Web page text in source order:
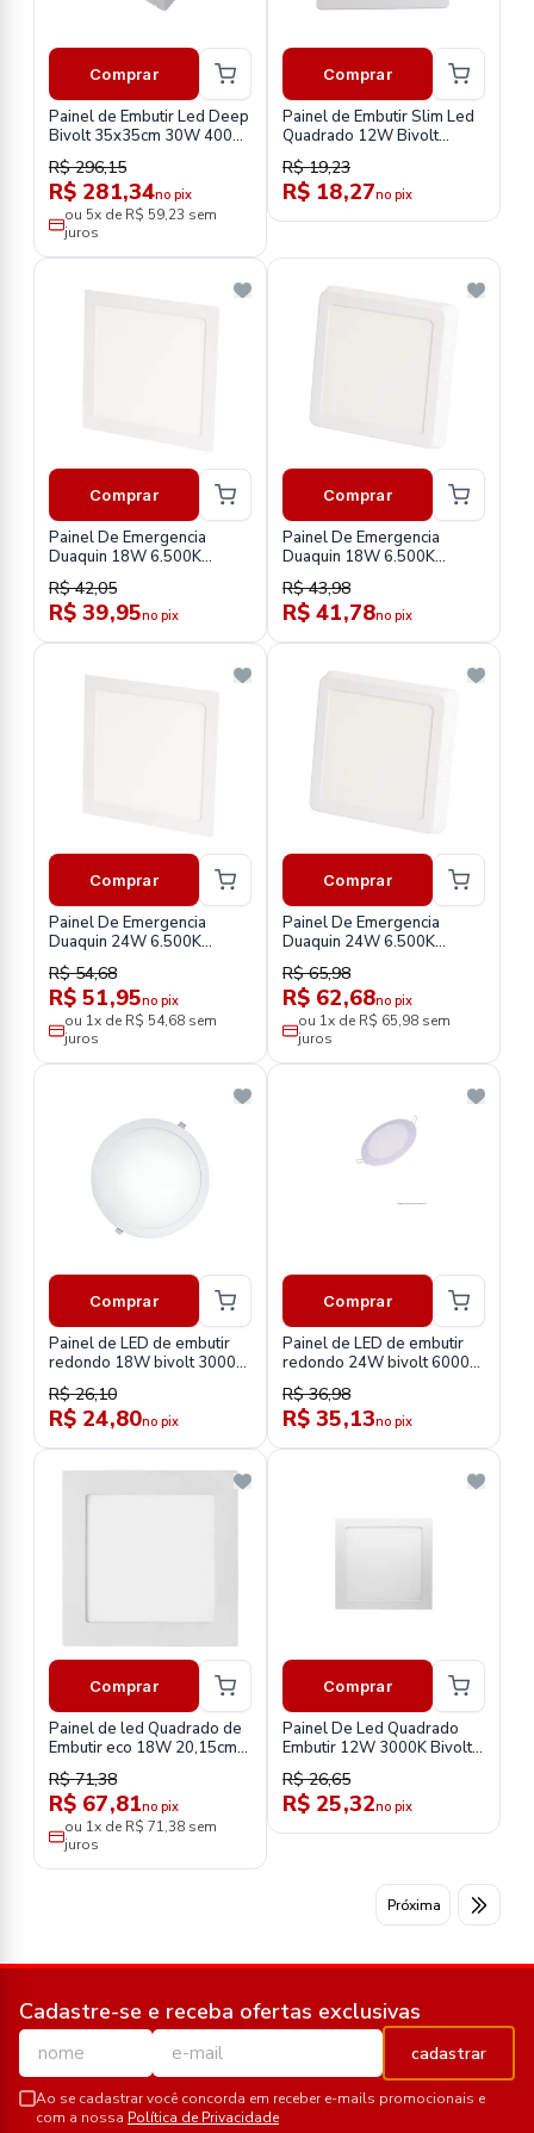
Comprar
Painel de Embutir Led Deep
Bivolt 35x35cm 30W 4000K
Neutra-Stella-
STH8905BR/40
R$ 296,15
R$ 281,34no pix
ou 5x de R$ 59,23 sem
juros
Comprar
Painel de Embutir Slim Led
Quadrado 12W Bivolt
4000K Bronzearte
R$ 19,23
R$ 18,27no pix
Comprar
Painel De Emergencia
Duaquin 18W 6.500K
Quadrado Embutir Led
Premium Lpe183416
R$ 42,05
R$ 39,95no pix
Comprar
Painel De Emergencia
Duaquin 18W 6.500K
Quadrado Sobrepor Led
Premium Lpe183426
R$ 43,98
R$ 41,78no pix
Comprar
Painel De Emergencia
Duaquin 24W 6.500K
Quadrado Embutir Led
Premium Lpe243416
R$ 54,68
R$ 51,95no pix
ou 1x de R$ 54,68 sem
juros
Comprar
Painel De Emergencia
Duaquin 24W 6.500K
Quadrado Sobrepor Led
Premium Lpe243426
R$ 65,98
R$ 62,68no pix
ou 1x de R$ 65,98 sem
juros
Comprar
Painel de LED de embutir
redondo 18W bivolt 3000K
empalux
R$ 26,10
R$ 24,80no pix
Comprar
Painel de LED de embutir
redondo 24W bivolt 6000K
empalux
R$ 36,98
R$ 35,13no pix
Comprar
Painel de led Quadrado de
Embutir eco 18W 20,15cm
6500k-Stella
R$ 71,38
R$ 67,81no pix
ou 1x de R$ 71,38 sem
juros
Comprar
Painel De Led Quadrado
Embutir 12W 3000K Bivolt-
Taschibra
R$ 26,65
R$ 25,32no pix
Próxima
Cadastre-se e receba ofertas exclusivas
cadastrar
Ao se cadastrar você concorda em receber e-mails promocionais e
com a nossa Política de Privacidade